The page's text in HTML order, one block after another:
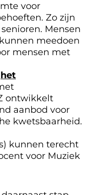
voor
Zo zijn
Mensen
meedoen
mensen met
het
ontwikkelt
aanbod voor
kwetsbaarheid.
kunnen terecht
voor Muziek